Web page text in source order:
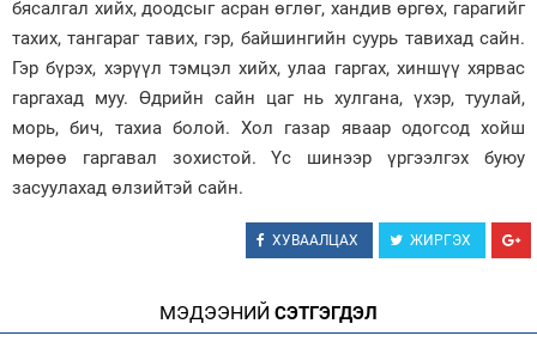
бясалгал хийх, доодсыг асран өглөг, хандив өргөх, гарагийг
тахих, тангараг тавих, гэр, байшингийн суурь тавихад сайн.
Гэр бүрэх, хэрүүл тэмцэл хийх, улаа гаргах, хиншүү хярвас
гаргахад муу. Өдрийн сайн цаг нь хулгана, үхэр, туулай,
морь, бич, тахиа болой. Хол газар яваар одогсод хойш
мөрөө гаргавал зохистой. Үс шинээр үргээлгэх буюу
засуулахад өлзийтэй сайн.
ХУВААЛЦАХ ЖИРГЭХ
МЭДЭЭНИЙ СЭТГЭГДЭЛ